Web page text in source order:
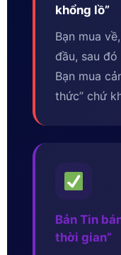
khổng lồ”
Bạn mua
đầu, sau
Bạn mua
thức” chứ
Bản Tin
thời gian”